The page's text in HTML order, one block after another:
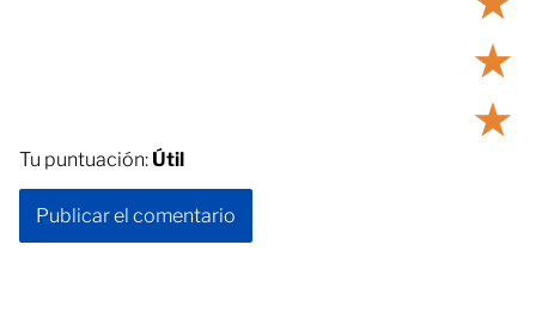
★
★
Tu puntuación: Útil